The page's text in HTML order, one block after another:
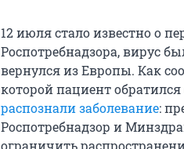
12 июля стало известно о
Роспотребнадзора, вирус
вернулся из Европы. Как
которой пациент
распознали заболевание:
Роспотребнадзор и
ограничить